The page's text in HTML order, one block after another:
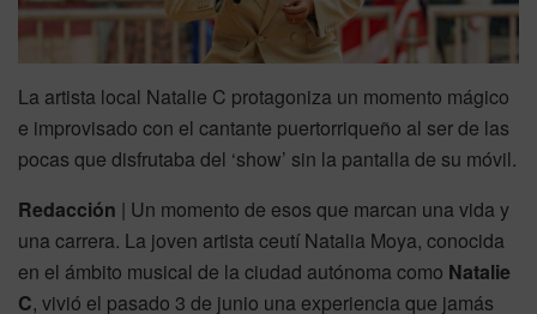
La artista local Natalie C protagoniza un momento mágico
e improvisado con el cantante puertorriqueño al ser de las
pocas que disfrutaba del ‘show’ sin la pantalla de su móvil.
Redacción | Un momento de esos que marcan una vida y
una carrera. La joven artista ceutí Natalia Moya, conocida
en el ámbito musical de la ciudad autónoma como Natalie
C, vivió el pasado 3 de junio una experiencia que jamás